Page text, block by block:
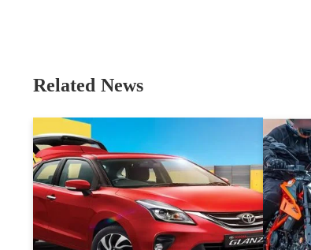
Related News